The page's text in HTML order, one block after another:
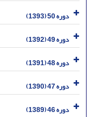
دوره 50 (1393)
دوره 49 (1392)
دوره 48 (1391)
دوره 47 (1390)
دوره 46 (1389)